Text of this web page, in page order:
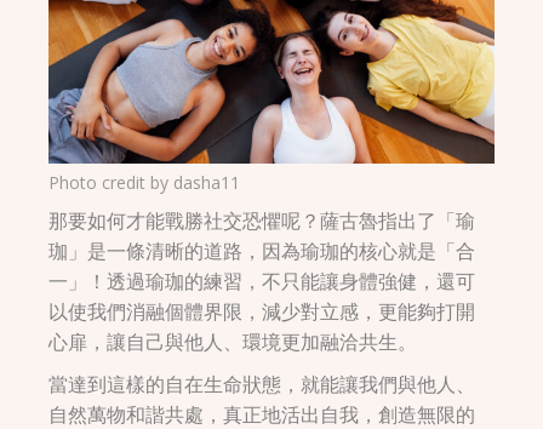
Photo credit by dasha11
那要如何才能戰勝社交恐懼呢？薩古魯指出了「瑜
珈」是一條清晰的道路，因為瑜珈的核心就是「合
一」！透過瑜珈的練習，不只能讓身體強健，還可
以使我們消融個體界限，減少對立感，更能夠打開
心扉，讓自己與他人、環境更加融洽共生。
當達到這樣的自在生命狀態，就能讓我們與他人、
自然萬物和諧共處，真正地活出自我，創造無限的